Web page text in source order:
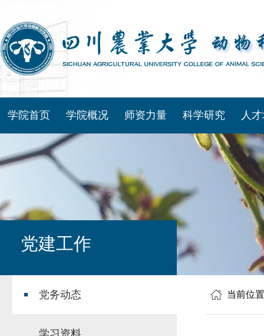
学院首页 学院概况 师资力量 科学研究 人
党建工作
党务动态
学习资料
当前位